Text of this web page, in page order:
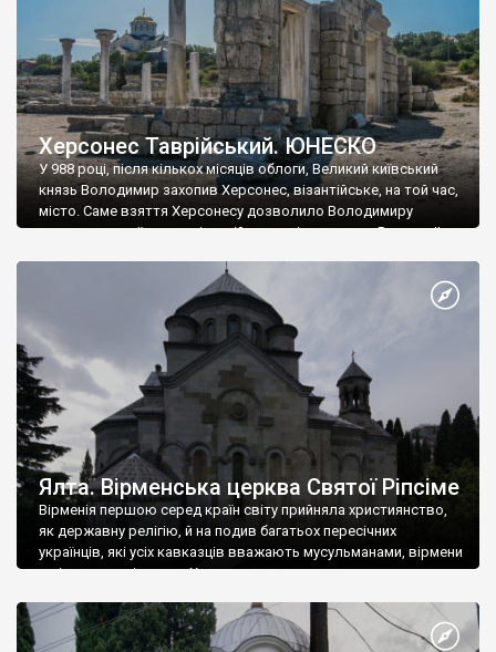
Херсонес Таврійський. ЮНЕСКО
У 988 році, після кількох місяців облоги, Великий київський
князь Володимир захопив Херсонес, візантійське, на той час,
місто. Саме взяття Херсонесу дозволило Володимиру
диктувати свої умови візантійському імператору Василю ІІ, та
Херсонесі Володимир-язичник, став Василем-християнином.
А потім було Хрещення Русі. На честь Херсонесу Таврійського
Ялта. Вірменська церква Святої Ріпсіме
Вірменія першою серед країн світу прийняла християнство,
як державну релігію, й на подив багатьох пересічних
українців, які усіх кавказців вважають мусульманами, вірмени
є відданими вірянами Христа